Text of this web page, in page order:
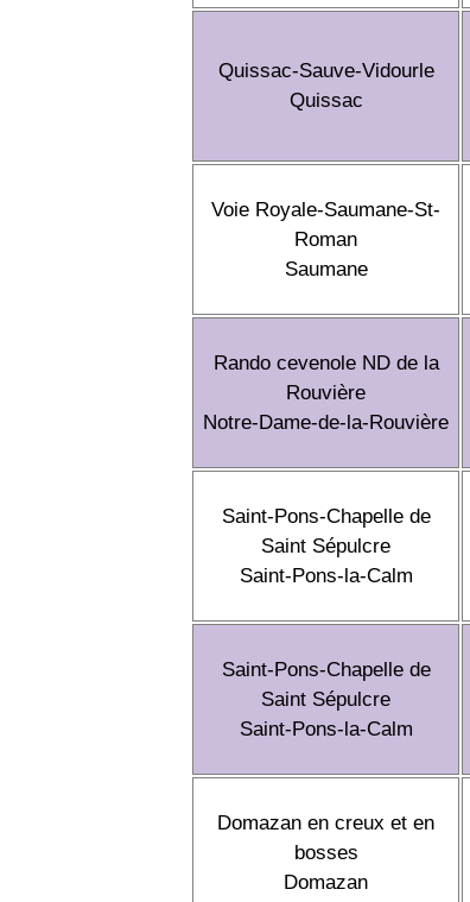
Quissac-Sauve-Vidourle
Quissac
Voie Royale-Saumane-St-
Roman
Saumane
Rando cevenole ND de la
Rouvière
Notre-Dame-de-la-Rouvière
Saint-Pons-Chapelle de
Saint Sépulcre
Saint-Pons-la-Calm
Saint-Pons-Chapelle de
Saint Sépulcre
Saint-Pons-la-Calm
Domazan en creux et en
bosses
Domazan